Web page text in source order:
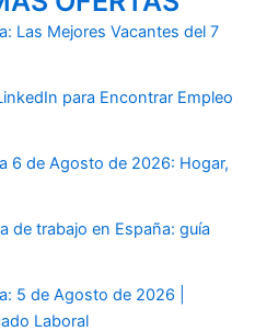
Las Mejores Vacantes del 7
para Encontrar Empleo
6 de Agosto de 2026: Hogar,
de trabajo en España: guía
5 de Agosto de 2026 |
Laboral